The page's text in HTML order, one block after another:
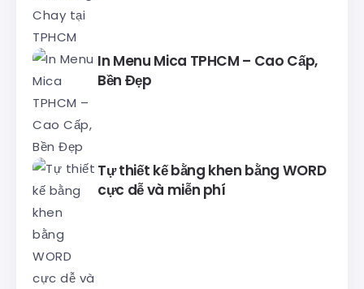
In Menu Mica TPHCM – Cao Cấp,
Bền Đẹp
Tự thiết kế bằng khen bằng WORD
cực dễ và miễn phí